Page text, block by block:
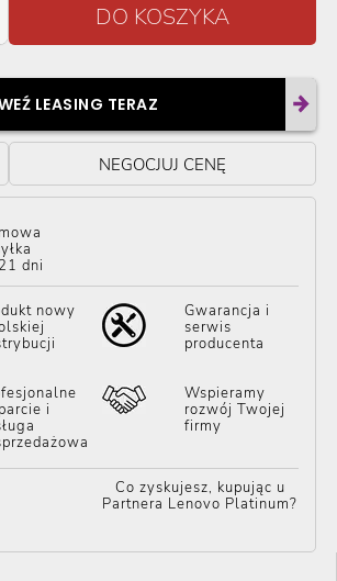
LEASING TERAZ
NEGOCJUJ CENĘ
dni
nowy
Gwarancja i
serwis
producenta
i
Wspieramy
rozwój Twojej
firmy
Co zyskujesz, kupując u
Partnera Lenovo Platinum?